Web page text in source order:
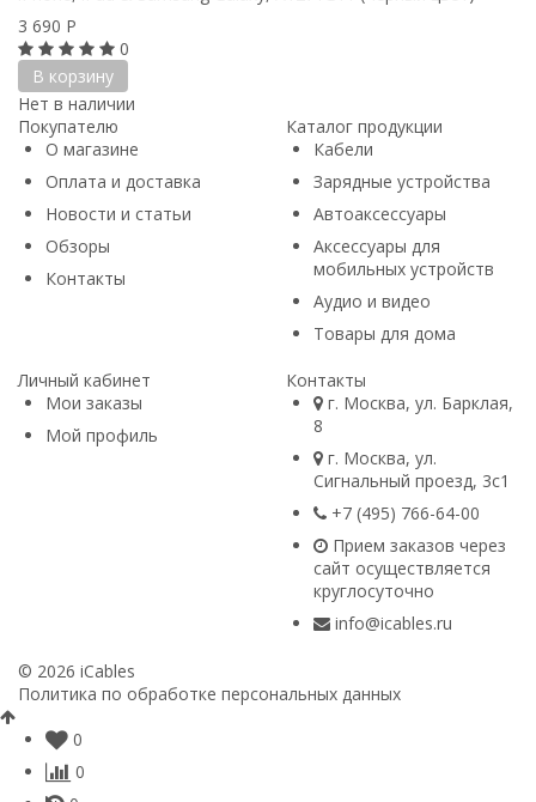
3 690 Р
0
В корзину
Нет в наличии
Покупателю
О магазине
Оплата и доставка
Новости и статьи
Обзоры
Контакты
Каталог продукции
Кабели
Зарядные устройства
Автоаксессуары
Аксессуары для
мобильных устройств
Аудио и видео
Товары для дома
Личный кабинет
Мои заказы
Мой профиль
Контакты
г. Москва, ул. Барклая,
8
г. Москва, ул.
Сигнальный проезд, 3с1
+7 (495) 766-64-00​
Прием заказов через
сайт осуществляется
круглосуточно
info@icables.ru
© 2026 iCables
Политика по обработке персональных данных
0
0